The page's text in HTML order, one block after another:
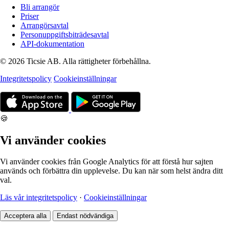
Bli arrangör
Priser
Arrangörsavtal
Personuppgiftsbiträdesavtal
API-dokumentation
© 2026 Ticsie AB. Alla rättigheter förbehållna.
Integritetspolicy Cookieinställningar
🍪
Vi använder cookies
Vi använder cookies från Google Analytics för att förstå hur sajten
används och förbättra din upplevelse. Du kan när som helst ändra ditt
val.
Läs vår integritetspolicy · Cookieinställningar
Acceptera alla Endast nödvändiga